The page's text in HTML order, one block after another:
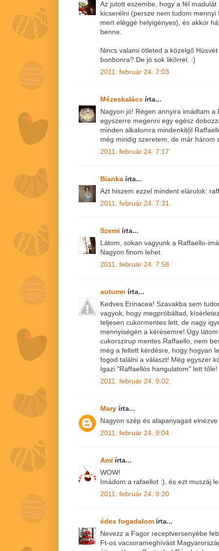
Az jutott eszembe, hogy a fél
kicserélni (persze nem tudom
mert eléggé helyigényes), és akkor
benne.
Nincs valami ötleted a közelgő
bonbonra? De jó sok likőrrel. :)
2011. február 24. 7:03
Mézeskalács írta...
Nagyon jó! Régen annyira imádtam
egyszerre megenni egy egész
minden alkalomra mindenkitől
még mindig szeretem, de már három
2011. február 24. 7:17
Bianka írta...
Azt hiszem ezzel mindent elárulok:
2011. február 24. 7:31
Szemi írta...
Látom, sokan vagyunk a Raffaello-
Nagyon finom lehet.
2011. február 24. 7:58
autumn írta...
Kedves Erinacea! Szavakba sem
vagyok, hogy megpróbáltad,
teljesen cukormentes lett, de nagy
mennyiségén a kérésemre! Úgy
cukorszirup mentes Raffaello, nem
még a feltett kérdésre, hogy hogyan
fogod találni a választ! Még egyszer
Igazi "Raffaellós hangulatom" lett
2011. február 24. 9:02
Mary írta...
Nagyon szép és alapanyagait
2011. február 24. 9:04
Ami írta...
WOW!
Imádom a rafaellot :), és ezt muszáj
2011. február 24. 9:20
édes fogadalom írta...
Nevezz a Fagor receptversenyébe
Ft-os vacsorameghívást